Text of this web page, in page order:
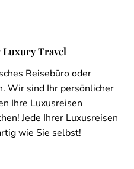
Luxury Travel
Reisebüro oder
Wir sind Ihr persönlicher
Ihre Luxusreisen
Jede Ihrer Luxusreisen
wie Sie selbst!